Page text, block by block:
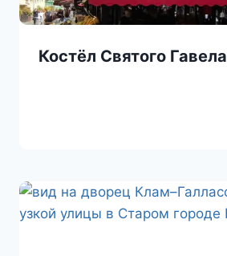
Костёл Святого Гавела